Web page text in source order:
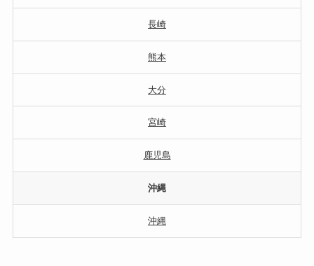
長崎
熊本
大分
宮崎
鹿児島
沖縄
沖縄